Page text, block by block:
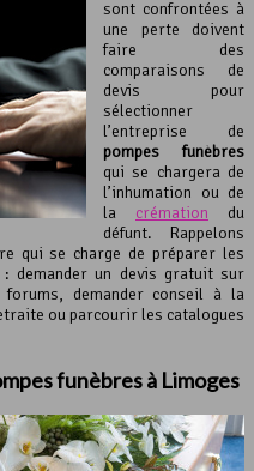
sont confrontées à
une perte doivent
faire des
comparaisons de
devis pour
sélectionner
l’entreprise de
pompes funèbres
qui se chargera de
l’inhumation ou de
la crémation du
défunt. Rappelons
qui se charge de préparer les
demander un devis gratuit sur
demander conseil à la
ou parcourir les catalogues
funèbres à Limoges